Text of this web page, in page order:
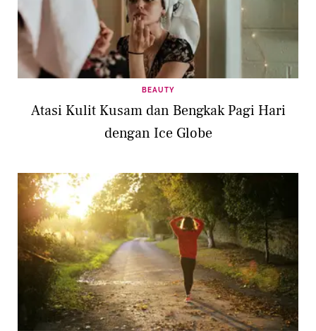
BEAUTY
Atasi Kulit Kusam dan Bengkak Pagi Hari
dengan Ice Globe